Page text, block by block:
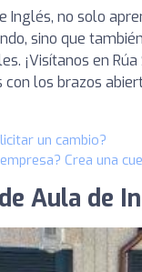
Inglés, no solo
sino que
¡Visítanos en
con los brazos
un cambio?
Crea una
Aula de